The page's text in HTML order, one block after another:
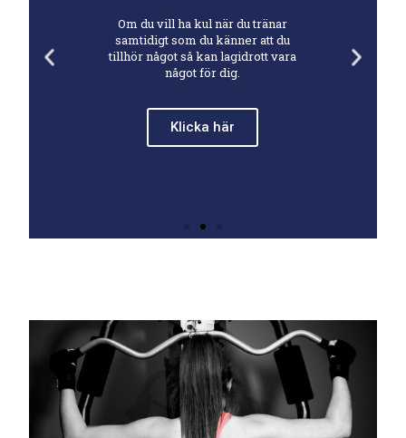
Om du vill ha kul när du tränar
samtidigt som du känner att du
tillhör något så kan lagidrott vara
något för dig.
Klicka här